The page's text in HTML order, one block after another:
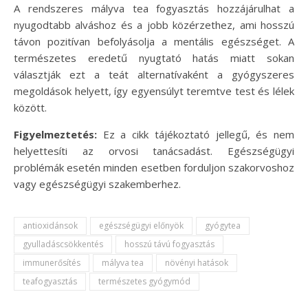
A rendszeres mályva tea fogyasztás hozzájárulhat a
nyugodtabb alváshoz és a jobb közérzethez, ami hosszú
távon pozitívan befolyásolja a mentális egészséget. A
természetes eredetű nyugtató hatás miatt sokan
választják ezt a teát alternatívaként a gyógyszeres
megoldások helyett, így egyensúlyt teremtve test és lélek
között.
Figyelmeztetés: Ez a cikk tájékoztató jellegű, és nem
helyettesíti az orvosi tanácsadást. Egészségügyi
problémák esetén minden esetben forduljon szakorvoshoz
vagy egészségügyi szakemberhez.
antioxidánsok egészségügyi előnyök
gyógytea
gyulladáscsökkentés
hosszú távú fogyasztás
immunerősítés
mályva tea
növényi hatások
teafogyasztás
természetes gyógymód